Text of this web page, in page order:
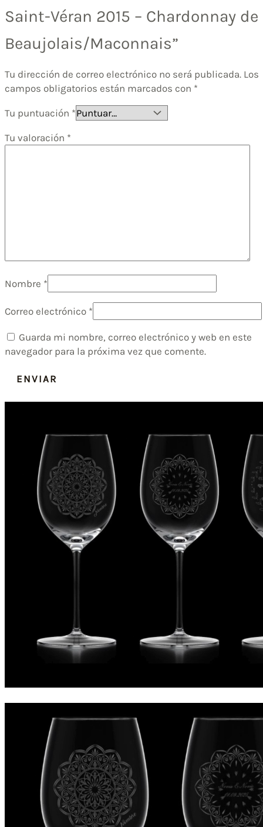
Saint-Véran 2015 – Chardonnay de
Beaujolais/Maconnais”
Tu dirección de correo electrónico no será publicada. Los
campos obligatorios están marcados con *
Tu puntuación *
Tu valoración *
Nombre *
Correo electrónico *
Guarda mi nombre, correo electrónico y web en este
navegador para la próxima vez que comente.